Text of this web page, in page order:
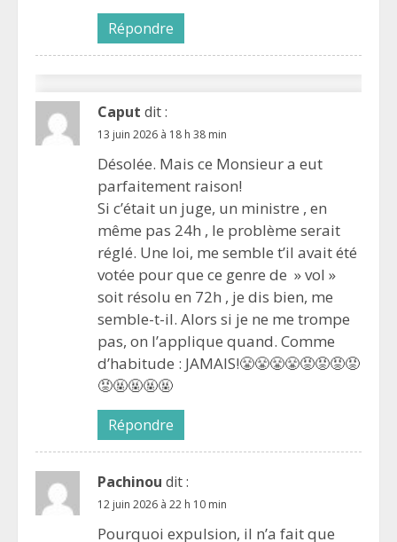
Répondre
Caput dit :
13 juin 2026 à 18 h 38 min
Désolée. Mais ce Monsieur a eut
parfaitement raison!
Si c’était un juge, un ministre , en
même pas 24h , le problème serait
réglé. Une loi, me semble t’il avait été
votée pour que ce genre de » vol »
soit résolu en 72h , je dis bien, me
semble-t-il. Alors si je ne me trompe
pas, on l’applique quand. Comme
d’habitude : JAMAIS!😤😤😤😤😡😡😡😡
😡🤬🤬🤬🤬
Répondre
Pachinou dit :
12 juin 2026 à 22 h 10 min
Pourquoi expulsion, il n’a fait que